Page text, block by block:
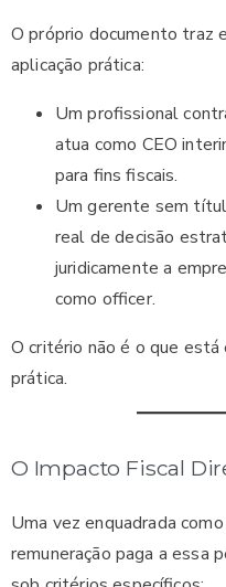
O próprio documento traz
aplicação prática:
Um profissional
atua como CEO
para fins fiscais.
Um gerente sem
real de decisão
juridicamente a
como officer.
O critério não é o que
prática.
O Impacto Fiscal
Uma vez enquadrada
remuneração paga a essa